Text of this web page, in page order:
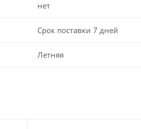
нет
Срок поставки 7 дней
Летняя